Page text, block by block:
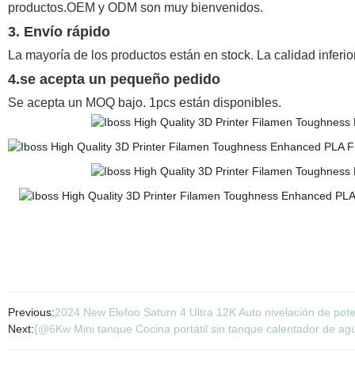
productos.OEM y ODM son muy bienvenidos.
3. Envío rápido
La mayoría de los productos están en stock. La calidad
4.se acepta un pequeño pedido
Se acepta un MOQ bajo. 1pcs están disponibles.
Previous:2024 New Elefoo Saturn 4 Ultra 12K Auto nivelación de
Next:{@6Kw Mini tanque Cocina portátil sin tanque calentador de